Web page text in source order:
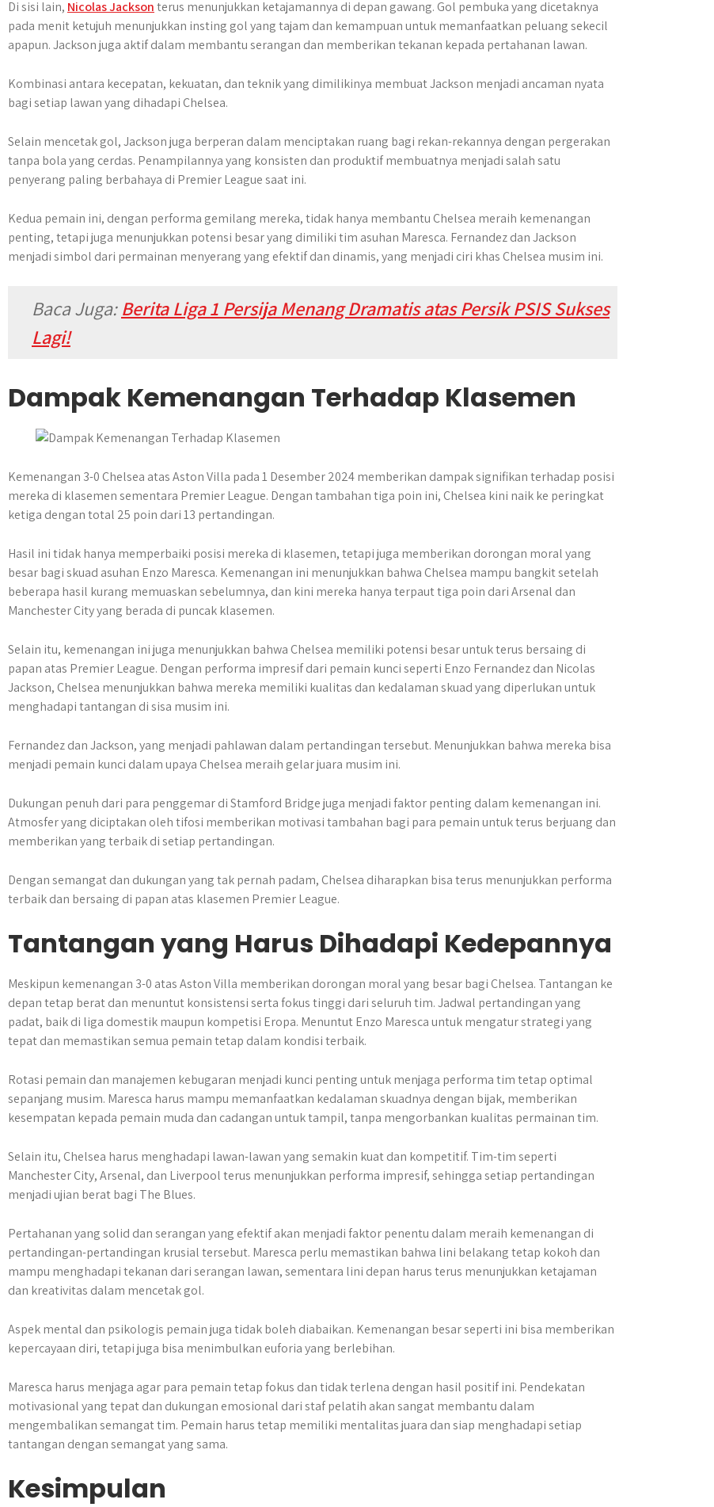
Di sisi lain, Nicolas Jacksonterus menunjukkan ketajamannya di depan gawang. Gol pembuka yang dicetaknya
pada menit ketujuh menunjukkan insting gol yang tajam dan kemampuan untuk memanfaatkan peluang sekecil
apapun. Jackson juga aktif dalam membantu serangan dan memberikan tekanan kepada pertahanan lawan.
Kombinasi antara kecepatan, kekuatan, dan teknik yang dimilikinya membuat Jackson menjadi ancaman nyata
bagi setiap lawan yang dihadapi Chelsea.
Selain mencetak gol, Jackson juga berperan dalam menciptakan ruang bagi rekan-rekannya dengan pergerakan
tanpa bola yang cerdas. Penampilannya yang konsisten dan produktif membuatnya menjadi salah satu
penyerang paling berbahaya di Premier League saat ini.
Kedua pemain ini, dengan performa gemilang mereka, tidak hanya membantu Chelsea meraih kemenangan
penting, tetapi juga menunjukkan potensi besar yang dimiliki tim asuhan Maresca. Fernandez dan Jackson
menjadi simbol dari permainan menyerang yang efektif dan dinamis, yang menjadi ciri khas Chelsea musim ini.
Baca Juga:Berita Liga 1 Persija Menang Dramatis atas Persik PSIS Sukses
Lagi!
Dampak Kemenangan Terhadap Klasemen
Kemenangan 3-0 Chelsea atas Aston Villa pada 1 Desember 2024 memberikan dampak signifikan terhadap posisi
mereka di klasemen sementara Premier League. Dengan tambahan tiga poin ini, Chelsea kini naik ke peringkat
ketiga dengan total 25 poin dari 13 pertandingan.
Hasil ini tidak hanya memperbaiki posisi mereka di klasemen, tetapi juga memberikan dorongan moral yang
besar bagi skuad asuhan Enzo Maresca. Kemenangan ini menunjukkan bahwa Chelsea mampu bangkit setelah
beberapa hasil kurang memuaskan sebelumnya, dan kini mereka hanya terpaut tiga poin dari Arsenal dan
Manchester City yang berada di puncak klasemen.
Selain itu, kemenangan ini juga menunjukkan bahwa Chelsea memiliki potensi besar untuk terus bersaing di
papan atas Premier League. Dengan performa impresif dari pemain kunci seperti Enzo Fernandez dan Nicolas
Jackson, Chelsea menunjukkan bahwa mereka memiliki kualitas dan kedalaman skuad yang diperlukan untuk
menghadapi tantangan di sisa musim ini.
Fernandez dan Jackson, yang menjadi pahlawan dalam pertandingan tersebut. Menunjukkan bahwa mereka bisa
menjadi pemain kunci dalam upaya Chelsea meraih gelar juara musim ini.
Dukungan penuh dari para penggemar di Stamford Bridge juga menjadi faktor penting dalam kemenangan ini.
Atmosfer yang diciptakan oleh tifosi memberikan motivasi tambahan bagi para pemain untuk terus berjuang dan
memberikan yang terbaik di setiap pertandingan.
Dengan semangat dan dukungan yang tak pernah padam, Chelsea diharapkan bisa terus menunjukkan performa
terbaik dan bersaing di papan atas klasemen Premier League.
Tantangan yang Harus Dihadapi Kedepannya
Meskipun kemenangan 3-0 atas Aston Villa memberikan dorongan moral yang besar bagi Chelsea. Tantangan ke
depan tetap berat dan menuntut konsistensi serta fokus tinggi dari seluruh tim. Jadwal pertandingan yang
padat, baik di liga domestik maupun kompetisi Eropa. Menuntut Enzo Maresca untuk mengatur strategi yang
tepat dan memastikan semua pemain tetap dalam kondisi terbaik.
Rotasi pemain dan manajemen kebugaran menjadi kunci penting untuk menjaga performa tim tetap optimal
sepanjang musim. Maresca harus mampu memanfaatkan kedalaman skuadnya dengan bijak, memberikan
kesempatan kepada pemain muda dan cadangan untuk tampil, tanpa mengorbankan kualitas permainan tim.
Selain itu, Chelsea harus menghadapi lawan-lawan yang semakin kuat dan kompetitif. Tim-tim seperti
Manchester City, Arsenal, dan Liverpool terus menunjukkan performa impresif, sehingga setiap pertandingan
menjadi ujian berat bagi The Blues.
Pertahanan yang solid dan serangan yang efektif akan menjadi faktor penentu dalam meraih kemenangan di
pertandingan-pertandingan krusial tersebut. Maresca perlu memastikan bahwa lini belakang tetap kokoh dan
mampu menghadapi tekanan dari serangan lawan, sementara lini depan harus terus menunjukkan ketajaman
dan kreativitas dalam mencetak gol.
Aspek mental dan psikologis pemain juga tidak boleh diabaikan. Kemenangan besar seperti ini bisa memberikan
kepercayaan diri, tetapi juga bisa menimbulkan euforia yang berlebihan.
Maresca harus menjaga agar para pemain tetap fokus dan tidak terlena dengan hasil positif ini. Pendekatan
motivasional yang tepat dan dukungan emosional dari staf pelatih akan sangat membantu dalam
mengembalikan semangat tim. Pemain harus tetap memiliki mentalitas juara dan siap menghadapi setiap
tantangan dengan semangat yang sama.
Kesimpulan